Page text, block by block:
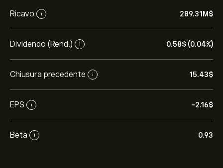
Ricavo i 289.31M‎$‎
Dividendo (Rend.) i 0.58‎$‎ (0.04%)
Chiusura precedente i 15.43‎$‎
EPS i -2.16‎$‎
Beta i 0.93